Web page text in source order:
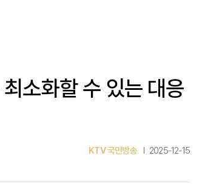
소화할 수 있는 대응
KTV 국민방송 2025-12-15